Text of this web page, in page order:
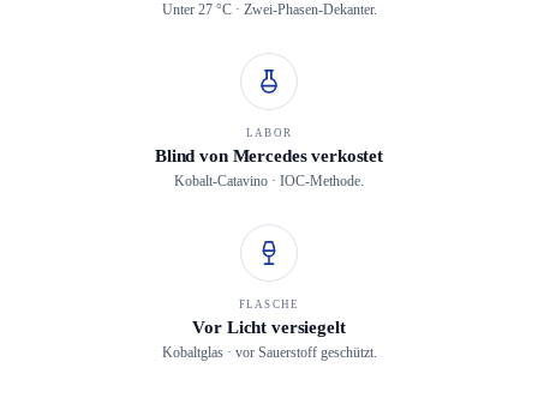
Unter 27 °C · Zwei-Phasen-Dekanter.
LABOR
Blind von Mercedes verkostet
Kobalt-Catavino · IOC-Methode.
FLASCHE
Vor Licht versiegelt
Kobaltglas · vor Sauerstoff geschützt.